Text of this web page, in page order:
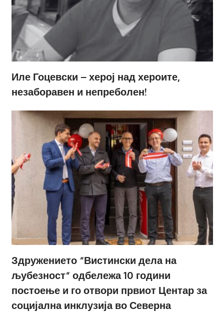
Иле Гоцевски – херој над хероите,
незаборавен и непреболен!
Здружението “Вистински дела на
љубезност“ одбележа 10 години
постоење и го отвори првиот Центар за
социјална инклузија во Северна